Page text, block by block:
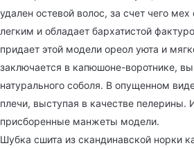
удален остевой волос, за счет чего
легким и обладает бархатистой
придает этой модели ореол уюта и
заключается в капюшоне-воротнике,
натурального соболя. В опущенном
плечи, выступая в качестве пелерины.
присборенные манжеты модели.
Шубка сшита из скандинавской норки